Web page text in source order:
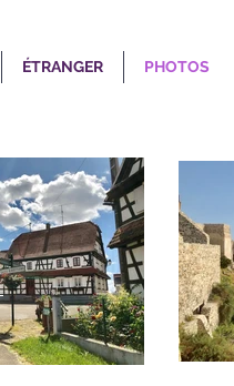
ÉTRANGER PHOTOS